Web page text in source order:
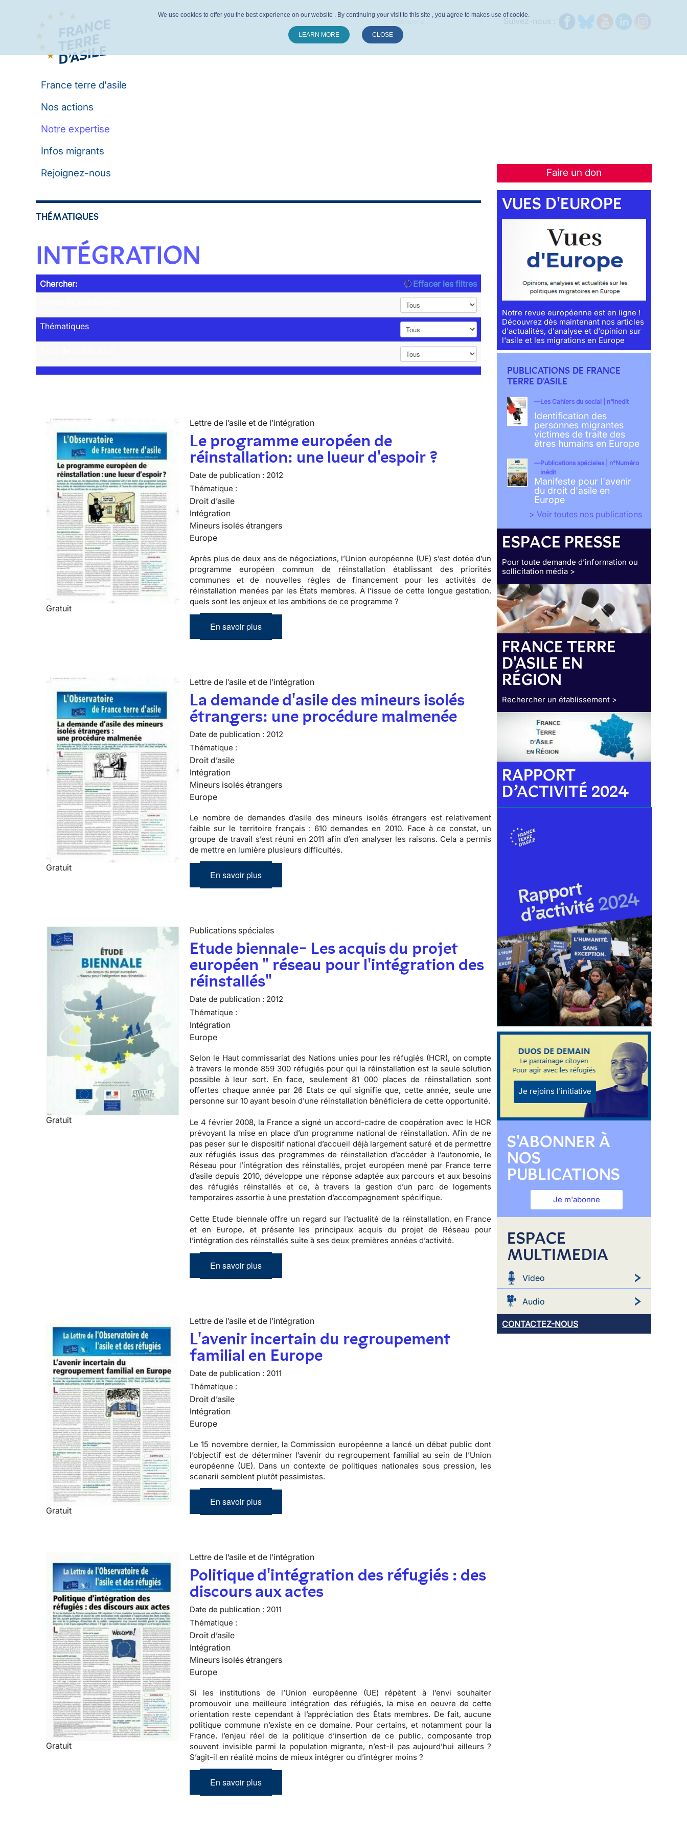
France terre d'asile
Nos actions
Notre expertise
Infos migrants
Faire un don
Rejoignez-nous
THÉMATIQUES
INTÉGRATION
Chercher:
Effacer les filtres
Thématiques
Gratuit
Lettre de l’asile et de l’intégration
Le programme européen de
réinstallation: une lueur d'espoir ?
Date de publication : 2012
Thématique :
Droit d’asile
Intégration
Mineurs isolés étrangers
Europe
Après plus de deux ans de négociations, l’Union européenne (UE) s’est dotée d’un
programme européen commun de réinstallation établissant des priorités
communes et de nouvelles règles de financement pour les activités de
réinstallation menées par les États membres. À l’issue de cette longue gestation,
quels sont les enjeux et les ambitions de ce programme ?
En savoir plus
Gratuit
Lettre de l’asile et de l’intégration
La demande d'asile des mineurs isolés
étrangers: une procédure malmenée
Date de publication : 2012
Thématique :
Droit d’asile
Intégration
Mineurs isolés étrangers
Europe
Le nombre de demandes d’asile des mineurs isolés étrangers est relativement
faible sur le territoire français : 610 demandes en 2010. Face à ce constat, un
groupe de travail s’est réuni en 2011 afin d’en analyser les raisons. Cela a permis
de mettre en lumière plusieurs difficultés.
En savoir plus
Gratuit
Publications spéciales
Etude biennale- Les acquis du projet
européen " réseau pour l'intégration des
réinstallés"
Date de publication : 2012
Thématique :
Intégration
Europe
Selon le Haut commissariat des Nations unies pour les réfugiés (HCR), on compte
à travers le monde 859 300 réfugiés pour qui la réinstallation est la seule solution
possible à leur sort. En face, seulement 81 000 places de réinstallation sont
offertes chaque année par 26 Etats ce qui signifie que, cette année, seule une
personne sur 10 ayant besoin d'une réinstallation bénéficiera de cette opportunité.
Le 4 février 2008, la France a signé un accord-cadre de coopération avec le HCR
prévoyant la mise en place d’un programme national de réinstallation. Afin de ne
pas peser sur le dispositif national d’accueil déjà largement saturé et de permettre
aux réfugiés issus des programmes de réinstallation d’accéder à l’autonomie, le
Réseau pour l’intégration des réinstallés, projet européen mené par France terre
d’asile depuis 2010, développe une réponse adaptée aux parcours et aux besoins
des réfugiés réinstallés et ce, à travers la gestion d’un parc de logements
temporaires assortie à une prestation d’accompagnement spécifique.
Cette Etude biennale offre un regard sur l’actualité de la réinstallation, en France
et en Europe, et présente les principaux acquis du projet de Réseau pour
l’intégration des réinstallés suite à ses deux premières années d’activité.
En savoir plus
Gratuit
Lettre de l’asile et de l’intégration
L'avenir incertain du regroupement
familial en Europe
Date de publication : 2011
Thématique :
Droit d’asile
Intégration
Europe
Le 15 novembre dernier, la Commission européenne a lancé un débat public dont
l’objectif est de déterminer l’avenir du regroupement familial au sein de l’Union
européenne (UE). Dans un contexte de politiques nationales sous pression, les
scenarii semblent plutôt pessimistes.
En savoir plus
Gratuit
Lettre de l’asile et de l’intégration
Politique d'intégration des réfugiés : des
discours aux actes
Date de publication : 2011
Thématique :
Droit d’asile
Intégration
Mineurs isolés étrangers
Europe
Si les institutions de l’Union européenne (UE) répètent à l’envi souhaiter
promouvoir une meilleure intégration des réfugiés, la mise en oeuvre de cette
orientation reste cependant à l’appréciation des États membres. De fait,aucune
politique commune n’existe en ce domaine. Pour certains, et notamment pour la
France, l’enjeu réel de la politique d’insertion de ce public, composante trop
souvent invisible parmi la population migrante, n’est-il pas aujourd’hui ailleurs ?
S’agit-il en réalité moins de mieux intégrer ou d’intégrer moins ?
En savoir plus
VUES D'EUROPE
Notre revue européenne est en ligne !
Découvrez dès maintenant nos articles
d'actualités, d'analyse et d'opinion sur
l'asile et les migrations en Europe
PUBLICATIONS DE FRANCE
TERRE D'ASILE
Les Cahiers du social | n°inedit
Identification des
personnes migrantes
victimes de traite des
êtres humains en Europe
Publications spéciales | n°Numéro
inédit
Manifeste pour l'avenir
du droit d'asile en
Europe
> Voir toutes nos publications
ESPACE PRESSE
Pour toute demande d’information ou
sollicitation média >
FRANCE TERRE
D'ASILE EN
RÉGION
Rechercher un établissement >
RAPPORT
D’ACTIVITÉ 2024
Je rejoins l'initiative
S'ABONNER À
NOS
PUBLICATIONS
Je m'abonne
ESPACE
MULTIMEDIA
Video
Audio
CONTACTEZ-NOUS
We use cookies to offer you the best experience on our website . By continuing your visit to this site , you agree to makes use of cookie.
LEARN MORE CLOSE